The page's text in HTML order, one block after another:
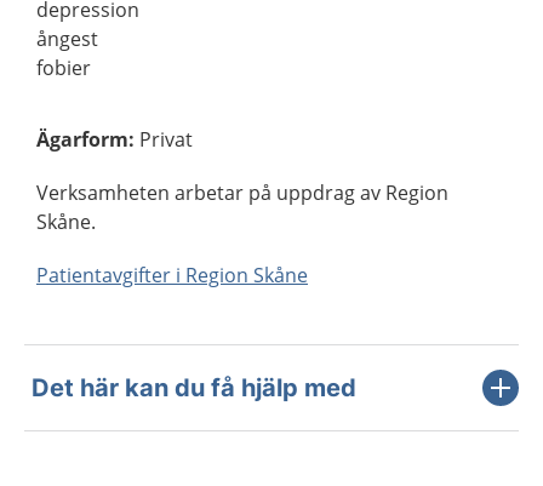
depression
ångest
fobier
Ägarform: Privat
Verksamheten arbetar på uppdrag av Region
Skåne.
Patientavgifter i Region Skåne
Det här kan du få hjälp med